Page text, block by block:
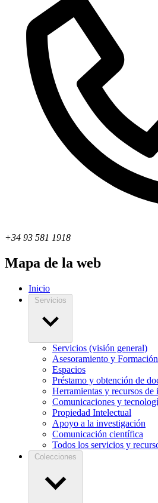
+34 93 581 1918
Mapa de la web
Inicio
Servicios
Servicios (visión general)
Asesoramiento y Formación
Espacios
Préstamo y obtención de
Herramientas y recursos de
Comunicaciones y
Propiedad Intelectual
Apoyo a la investigación
Comunicación científica
Todos los servicios y
Colecciones